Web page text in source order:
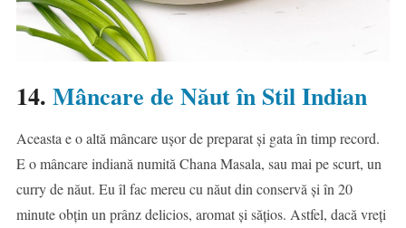
14. Mâncare de Năut în Stil Indian
Aceasta e o altă mâncare ușor de preparat și gata în timp record.
E o mâncare indiană numită Chana Masala, sau mai pe scurt, un
curry de năut. Eu îl fac mereu cu năut din conservă și în 20
minute obțin un prânz delicios, aromat și sățios. Astfel, dacă vreți